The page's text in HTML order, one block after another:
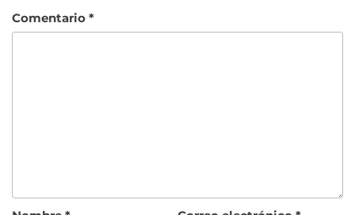
Comentario *